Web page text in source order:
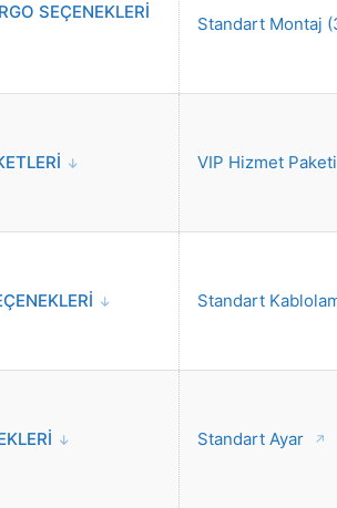
SEÇENEKLERİ
Standart Montaj
VIP Hizmet
Standart
Standart Ayar